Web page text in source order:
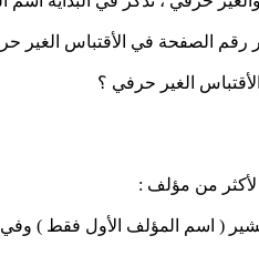
رقم الصفحة في الأقتباس الغير
الغير حرفي ؟
لأكثر من مؤلف :
( اسم المؤلف الأول فقط )